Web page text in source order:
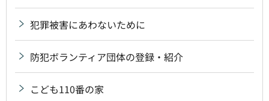
犯罪被害にあわないために
防犯ボランティア団体の登録・紹介
こども110番の家